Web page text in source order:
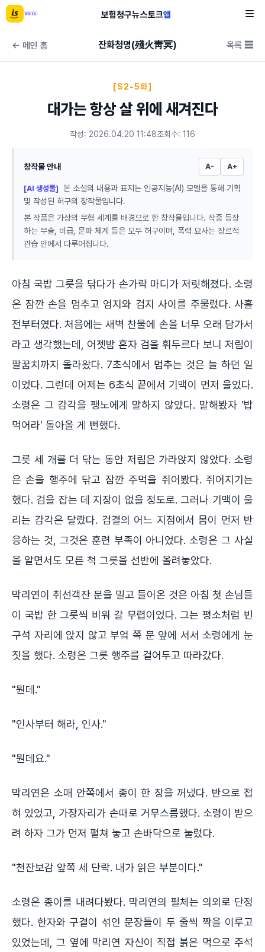
Beta 보험청구뉴스토크앱
← 메인 홈 잔화청명(殘火靑冥) 목록 ☰
[S2-5화]
대가는 항상 살 위에 새겨진다
작성: 2026.04.20 11:48조회수: 116
창작물 안내 A- A+
[AI 생성물]
본 소설의 내용과 표지는 인공지능(AI) 모델을 통해 기획
및 작성된 허구의 창작물입니다.
본 작품은 가상의 무협 세계를 배경으로 한 창작물입니다. 작중 등장
하는 무술, 비급, 문파 체계 등은 모두 허구이며, 폭력 묘사는 장르적
관습 안에서 다루어집니다.
아침 국밥 그릇을 닦다가 손가락 마디가 저릿해졌다. 소령
은 잠깐 손을 멈추고 엄지와 검지 사이를 주물렀다. 사흘
전부터였다. 처음에는 새벽 찬물에 손을 너무 오래 담가서
라고 생각했는데, 어젯밤 혼자 검을 휘두르다 보니 저림이
팔꿈치까지 올라왔다. 7초식에서 멈추는 것은 늘 하던 일
이었다. 그런데 어제는 6초식 끝에서 기맥이 먼저 울었다.
소령은 그 감각을 팽노에게 말하지 않았다. 말해봤자 '밥
먹어라' 돌아올 게 뻔했다.
그릇 세 개를 더 닦는 동안 저림은 가라앉지 않았다. 소령
은 손을 행주에 닦고 잠깐 주먹을 쥐어봤다. 쥐어지기는
했다. 검을 잡는 데 지장이 없을 정도로. 그러나 기맥이 울
리는 감각은 달랐다. 검결의 어느 지점에서 몸이 먼저 반
응하는 것, 그것은 훈련 부족이 아니었다. 소령은 그 사실
을 알면서도 모른 척 그릇을 선반에 올려놓았다.
막리연이 취선객잔 문을 밀고 들어온 것은 아침 첫 손님들
이 국밥 한 그릇씩 비워 갈 무렵이었다. 그는 평소처럼 빈
구석 자리에 앉지 않고 부엌 쪽 문 앞에 서서 소령에게 눈
짓을 했다. 소령은 그릇 행주를 걸어두고 따라갔다.
"뭔데."
"인사부터 해라, 인사."
"뭔데요."
막리연은 소매 안쪽에서 종이 한 장을 꺼냈다. 반으로 접
혀 있었고, 가장자리가 손때로 거무스름했다. 소령이 받으
려 하자 그가 먼저 펼쳐 놓고 손바닥으로 눌렀다.
"천잔보감 앞쪽 세 단락. 내가 읽은 부분이다."
소령은 종이를 내려다봤다. 막리연의 필체는 의외로 단정
했다. 한자와 구결이 섞인 문장들이 두 줄씩 짝을 이루고
있었는데, 그 옆에 막리연 자신이 직접 붉은 먹으로 주석